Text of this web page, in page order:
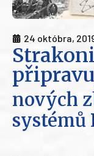
24 októbra,
nových
systémů